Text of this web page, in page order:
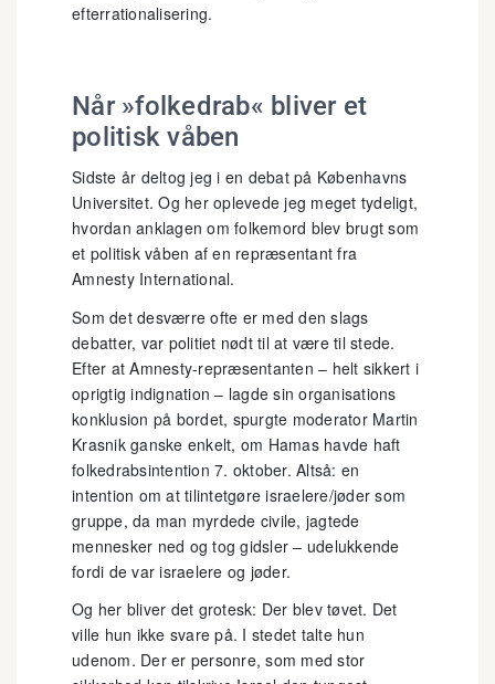
efterrationalisering.
Når »folkedrab« bliver et
politisk våben
Sidste år deltog jeg i en debat på Københavns
Universitet. Og her oplevede jeg meget tydeligt,
hvordan anklagen om folkemord blev brugt som
et politisk våben af en repræsentant fra
Amnesty International.
Som det desværre ofte er med den slags
debatter, var politiet nødt til at være til stede.
Efter at Amnesty-repræsentanten – helt sikkert i
oprigtig indignation – lagde sin organisations
konklusion på bordet, spurgte moderator Martin
Krasnik ganske enkelt, om Hamas havde haft
folkedrabsintention 7. oktober. Altså: en
intention om at tilintetgøre israelere/jøder som
gruppe, da man myrdede civile, jagtede
mennesker ned og tog gidsler – udelukkende
fordi de var israelere og jøder.
Og her bliver det grotesk: Der blev tøvet. Det
ville hun ikke svare på. I stedet talte hun
udenom. Der er personre, som med stor